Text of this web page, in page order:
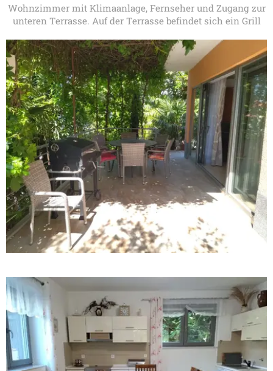
Wohnzimmer mit Klimaanlage, Fernseher und Zugang zur
unteren Terrasse. Auf der Terrasse befindet sich ein Grill